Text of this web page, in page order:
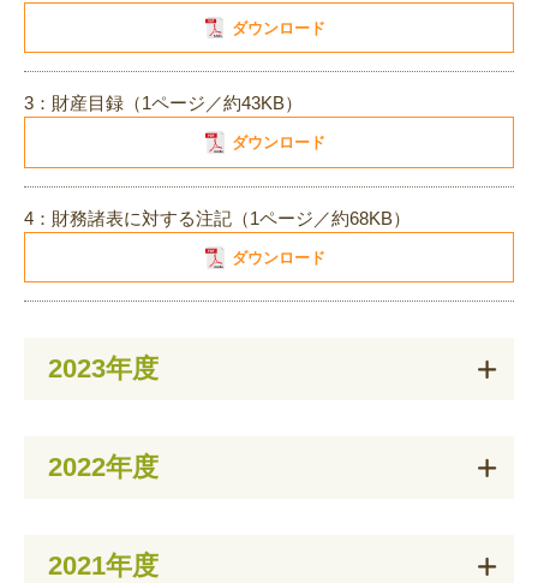
ダウンロード
3：財産目録（1ページ／約43KB）
ダウンロード
4：財務諸表に対する注記（1ページ／約68KB）
ダウンロード
2023年度
2022年度
2021年度